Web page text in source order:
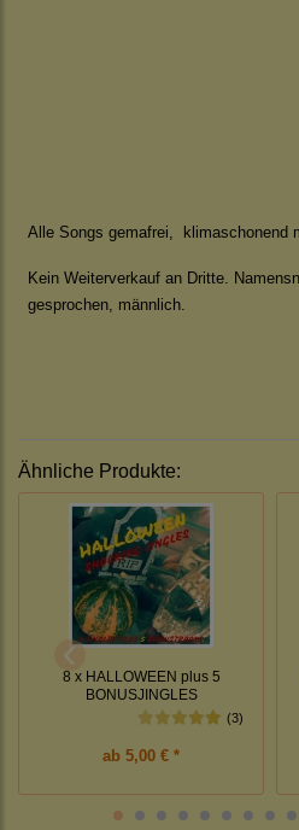
Alle Songs gemafrei, klimaschonend
Kein Weiterverkauf an Dritte.
gesprochen, männlich.
Ähnliche Produkte:
8 x HALLOWEEN plus 5
BONUSJINGLES
(3)
ab 5,00 € *